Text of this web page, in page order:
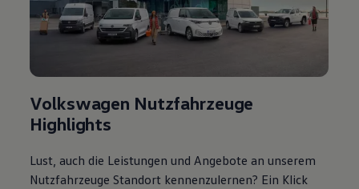
Volkswagen Nutzfahrzeuge
Highlights
Lust, auch die Leistungen und Angebote an unserem
Nutzfahrzeuge Standort kennenzulernen? Ein Klick